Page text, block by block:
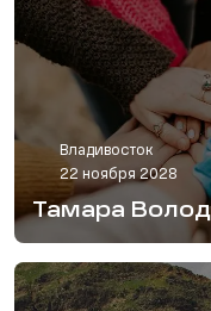
Владивосток
22 ноября 2028
Тамара